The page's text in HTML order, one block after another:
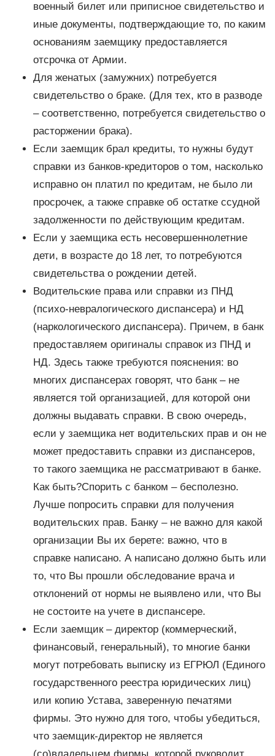
военный билет или приписное свидетельство и
иные документы, подтверждающие то, по каким
основаниям заемщику предоставляется
отсрочка от Армии.
Для женатых (замужних) потребуется
свидетельство о браке. (Для тех, кто в разводе
– соответственно, потребуется свидетельство о
расторжении брака).
Если заемщик брал кредиты, то нужны будут
справки из банков-кредиторов о том, насколько
исправно он платил по кредитам, не было ли
просрочек, а также справке об остатке ссудной
задолженности по действующим кредитам.
Если у заемщика есть несовершеннолетние
дети, в возрасте до 18 лет, то потребуются
свидетельства о рождении детей.
Водительские права или справки из ПНД
(психо-невралогического диспансера) и НД
(наркологического диспансера). Причем, в банк
предоставляем оригиналы справок из ПНД и
НД. Здесь также требуются пояснения: во
многих диспансерах говорят, что банк – не
является той организацией, для которой они
должны выдавать справки. В свою очередь,
если у заемщика нет водительских прав и он не
может предоставить справки из диспансеров,
то такого заемщика не рассматривают в банке.
Как быть?Спорить с банком – бесполезно.
Лучше попросить справки для получения
водительских прав. Банку – не важно для какой
организации Вы их берете: важно, что в
справке написано. А написано должно быть или
то, что Вы прошли обследование врача и
отклонений от нормы не выявлено или, что Вы
не состоите на учете в диспансере.
Если заемщик – директор (коммерческий,
финансовый, генеральный), то многие банки
могут потребовать выписку из ЕГРЮЛ (Единого
государственного реестра юридических лиц)
или копию Устава, заверенную печатями
фирмы. Это нужно для того, чтобы убедиться,
что заемщик-директор не является